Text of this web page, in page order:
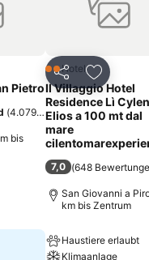
hinzufügen
Pietro
(4.079 Bewertungen)
bis
Teilen Zu
2 Sterne
Hotel
Il Villaggio Hotel
Residence Lì
Elios a 100 mt dal
mare
7,0 (648
San Giovanni a
km bis Zentrum
Haustiere erlaubt
Klimaanlage